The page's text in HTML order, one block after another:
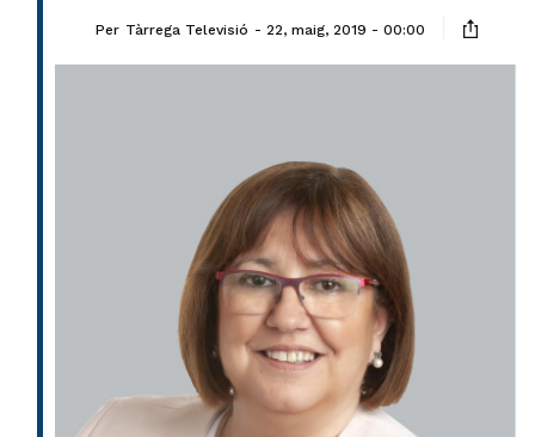
Per Tàrrega Televisió 22, maig, 2019 - 00:00